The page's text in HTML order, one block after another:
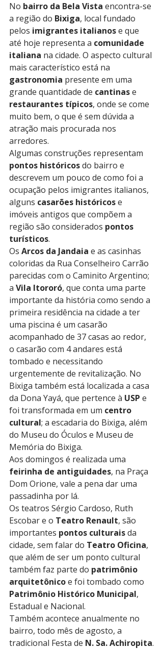
No bairro da Bela Vista encontra-se
a região do Bixiga, local fundado
pelos imigrantes italianos e que
até hoje representa a comunidade
italiana na cidade. O aspecto cultural
mais característico está na
gastronomia presente em uma
grande quantidade de cantinas e
restaurantes típicos, onde se come
muito bem, o que é sem dúvida a
atração mais procurada nos
arredores.
Algumas construções representam
pontos históricos do bairro e
descrevem um pouco de como foi a
ocupação pelos imigrantes italianos,
alguns casarões históricos e
imóveis antigos que compõem a
região são considerados pontos
turísticos.
Os Arcos da Jandaia e as casinhas
coloridas da Rua Conselheiro Carrão
parecidas com o Caminito Argentino;
a Vila Itororó, que conta uma parte
importante da história como sendo a
primeira residência na cidade a ter
uma piscina é um casarão
acompanhado de 37 casas ao redor,
o casarão com 4 andares está
tombado e necessitando
urgentemente de revitalização. No
Bixiga também está localizada a casa
da Dona Yayá, que pertence à USP e
foi transformada em um centro
cultural; a escadaria do Bixiga, além
do Museu do Óculos e Museu de
Memória do Bixiga.
Aos domingos é realizada uma
feirinha de antiguidades, na Praça
Dom Orione, vale a pena dar uma
passadinha por lá.
Os teatros Sérgio Cardoso, Ruth
Escobar e o Teatro Renault, são
importantes pontos culturais da
cidade, sem falar do Teatro Oficina,
que além de ser um ponto cultural
também faz parte do patrimônio
arquitetônico e foi tombado como
Patrimônio Histórico Municipal,
Estadual e Nacional.
Também acontece anualmente no
bairro, todo mês de agosto, a
tradicional Festa de N. Sa. Achiropita.